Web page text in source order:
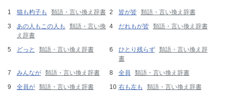
猫も杓子も 類語・言い換え辞書 皆が皆
類語・言い換え辞書
あの人もこの人も
類語・言い換
え辞書
だれもが皆 類語・言い換え辞書
どっと 類語・言い換え辞書 ひとり残らず 類語・言い換え辞
書
みんなが 類語・言い換え辞書 全員
類語・言い換え辞書
全員が 類語・言い換え辞書 右も左も 類語・言い換え辞書